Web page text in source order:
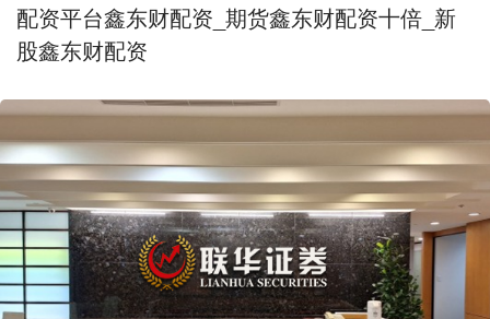
配资平台鑫东财配资_期货鑫东财配资十倍_新
股鑫东财配资